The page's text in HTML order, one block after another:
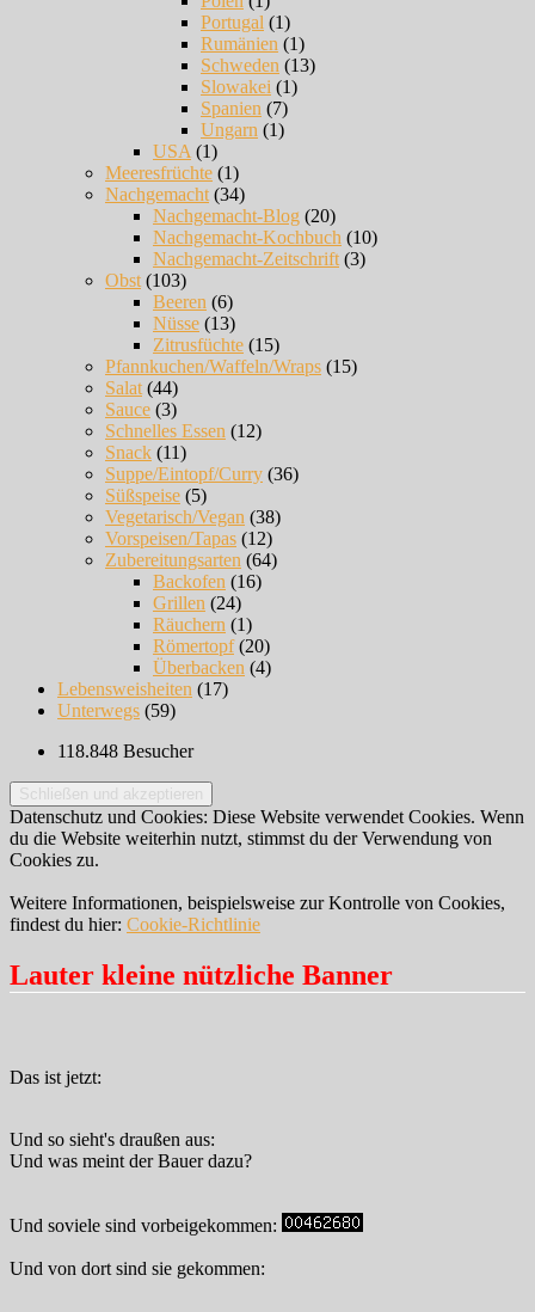
Portugal (1)
Rumänien (1)
Schweden (13)
Slowakei (1)
Spanien (7)
Ungarn (1)
USA(1)
Meeresfrüchte (1)
Nachgemacht(34)
Nachgemacht-Blog (20)
Nachgemacht-Kochbuch (10)
Nachgemacht-Zeitschrift(3)
Obst(103)
Beeren (6)
Nüsse (13)
Zitrusfüchte (15)
Pfannkuchen/Waffeln/Wraps (15)
Salat(44)
Sauce (3)
Schnelles Essen (12)
Snack (11)
Suppe/Eintopf/Curry (36)
Süßspeise (5)
Vegetarisch/Vegan (38)
Vorspeisen/Tapas (12)
Zubereitungsarten (64)
Backofen (16)
Grillen (24)
Räuchern (1)
Römertopf(20)
Überbacken (4)
Lebensweisheiten (17)
Unterwegs (59)
118.848 Besucher
Datenschutz und Cookies: Diese Website verwendet Cookies. Wenn
du die Website weiterhin nutzt, stimmst du der Verwendung von
Cookies zu.
Weitere Informationen, beispielsweise zur Kontrolle von Cookies,
findest du hier: Cookie-Richtlinie
Lauter kleine nützliche Banner
Das ist jetzt:
Und so sieht's draußen aus:
Und was meint der Bauer dazu?
Und soviele sind vorbeigekommen:
Und von dort sind sie gekommen: